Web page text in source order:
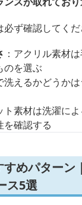
ず確認してくだ
：アクリル素材
のを選ぶ
洗えるかどうか
ト素材は洗濯に
を確認する
めパターン
ス5選